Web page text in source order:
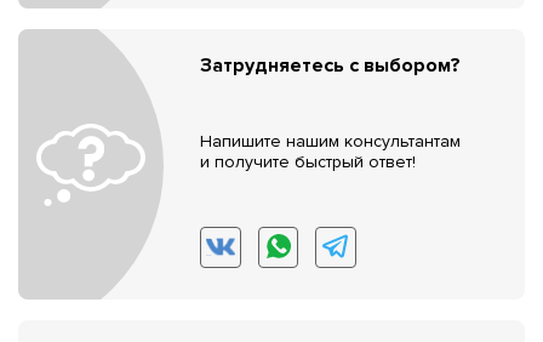
Затрудняетесь с выбором?
Напишите нашим консультантам
и получите быстрый ответ!